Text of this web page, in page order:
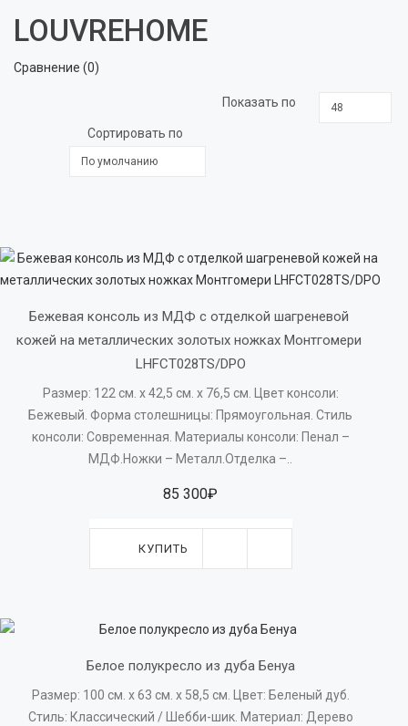
LOUVREHOME
Сравнение (0)
Показать по
Сортировать по
Бежевая консоль из МДФ с отделкой шагреневой
кожей на металлических золотых ножках Монтгомери
LHFCT028TS/DPO
Размер: 122 см. х 42,5 см. х 76,5 см. Цвет консоли:
Бежевый. Форма столешницы: Прямоугольная. Стиль
консоли: Современная. Материалы консоли: Пенал –
МДФ.Ножки – Металл.Отделка –..
85 300₽
КУПИТЬ
Белое полукресло из дуба Бенуа
Размер: 100 см. x 63 см. х 58,5 см. Цвет: Беленый дуб.
Стиль: Классический / Шебби-шик. Материал: Дерево